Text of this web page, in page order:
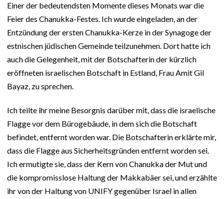
Einer der bedeutendsten Momente dieses Monats war die
Feier des Chanukka-Festes. Ich wurde eingeladen, an der
Entzündung der ersten Chanukka-Kerze in der Synagoge der
estnischen jüdischen Gemeinde teilzunehmen. Dort hatte ich
auch die Gelegenheit, mit der Botschafterin der kürzlich
eröffneten israelischen Botschaft in Estland, Frau Amit Gil
Bayaz, zu sprechen.
Ich teilte ihr meine Besorgnis darüber mit, dass die israelische
Flagge vor dem Bürogebäude, in dem sich die Botschaft
befindet, entfernt worden war. Die Botschafterin erklärte mir,
dass die Flagge aus Sicherheitsgründen entfernt worden sei.
Ich ermutigte sie, dass der Kern von Chanukka der Mut und
die kompromisslose Haltung der Makkabäer sei, und erzählte
ihr von der Haltung von UNIFY gegenüber Israel in allen